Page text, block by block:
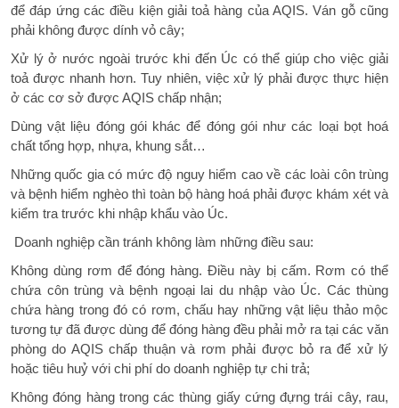
để đáp ứng các điều kiện giải toả hàng của AQIS. Ván gỗ cũng
phải không được dính vỏ cây;
Xử lý ở nước ngoài trước khi đến Úc có thể giúp cho việc giải
toả được nhanh hơn. Tuy nhiên, việc xử lý phải được thực hiện
ở các cơ sở được AQIS chấp nhận;
Dùng vật liệu đóng gói khác để đóng gói như các loại bọt hoá
chất tổng hợp, nhựa, khung sắt…
Những quốc gia có mức độ nguy hiểm cao về các loài côn trùng
và bệnh hiểm nghèo thì toàn bộ hàng hoá phải được khám xét và
kiểm tra trước khi nhập khẩu vào Úc.
Doanh nghiệp cần tránh không làm những điều sau:
Không dùng rơm để đóng hàng. Điều này bị cấm. Rơm có thể
chứa côn trùng và bệnh ngoại lai du nhập vào Úc. Các thùng
chứa hàng trong đó có rơm, chấu hay những vật liệu thảo mộc
tương tự đã được dùng để đóng hàng đều phải mở ra tại các văn
phòng do AQIS chấp thuận và rơm phải được bỏ ra để xử lý
hoặc tiêu huỷ với chi phí do doanh nghiệp tự chi trả;
Không đóng hàng trong các thùng giấy cứng đựng trái cây, rau,